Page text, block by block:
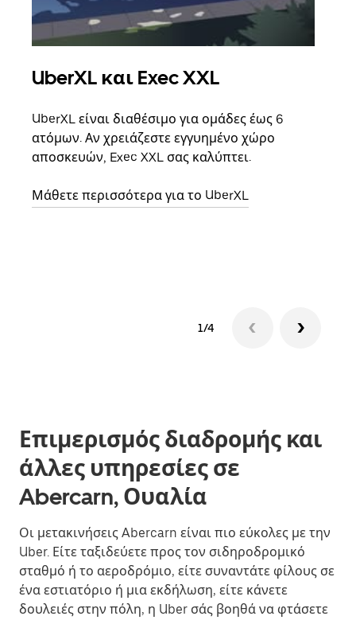
UberXL και Exec XXL
UberXL είναι διαθέσιμο για ομάδες έως 6
ατόμων. Αν χρειάζεστε εγγυημένο χώρο
αποσκευών, Exec XXL σας καλύπτει.
Μάθετε περισσότερα για το UberXL
1/4
Επιμερισμός διαδρομής και
άλλες υπηρεσίες σε
Abercarn, Ουαλία
Οι μετακινήσεις Abercarn είναι πιο εύκολες με την
Uber. Είτε ταξιδεύετε προς τον σιδηροδρομικό
σταθμό ή το αεροδρόμιο, είτε συναντάτε φίλους σε
ένα εστιατόριο ή μια εκδήλωση, είτε κάνετε
δουλειές στην πόλη, η Uber σάς βοηθά να φτάσετε